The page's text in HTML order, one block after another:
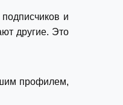
и
другие. Это
профилем,